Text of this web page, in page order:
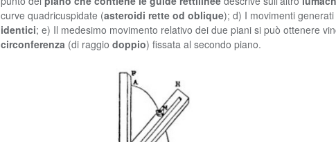
curve quadricuspidate (asteroidi rette od oblique); d) I movimenti
identici; e) Il medesimo movimento relativo dei due piani si può ottenere
circonferenza (di raggio doppio) fissata al secondo piano.